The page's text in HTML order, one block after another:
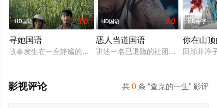
HD国语 3.0
寻她国语
故事发生在一座静谧的南方蔗村，齐齐整整的陈凤娣（舒淇 饰
HD国语 9.0
恶人当道国语
讲述一名已退隐的社团老大，因一群
HD中字
你在山
田部井淳
共0 条 “查克的一生” 影评
影视评论